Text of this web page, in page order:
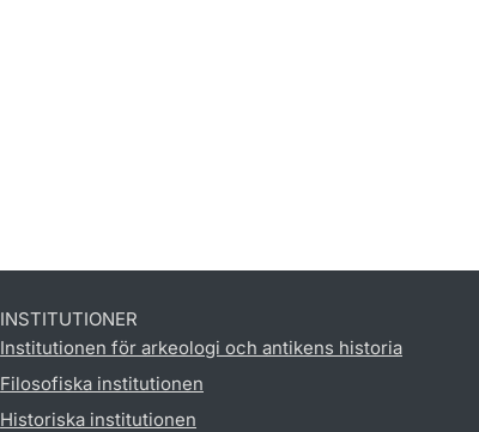
INSTITUTIONER
Institutionen för arkeologi och antikens historia
Filosofiska institutionen
Historiska institutionen